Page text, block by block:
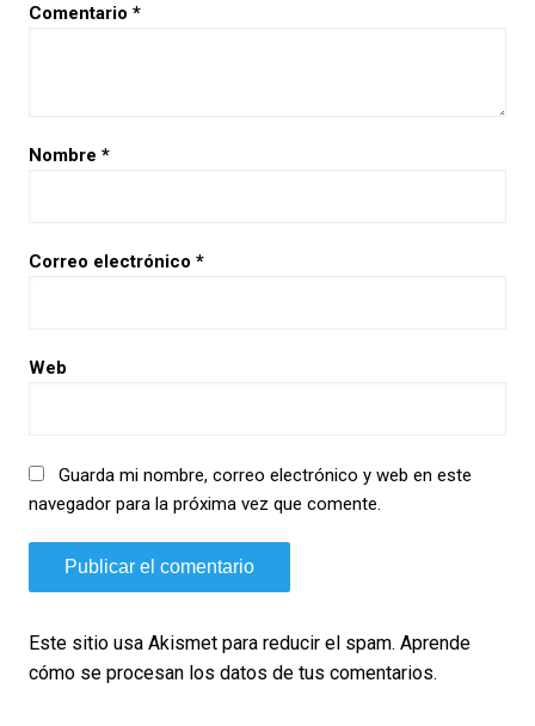
Comentario *
Nombre *
Correo electrónico *
Web
Guarda mi nombre, correo electrónico y web en este
navegador para la próxima vez que comente.
Este sitio usa Akismet para reducir el spam. Aprende
cómo se procesan los datos de tus comentarios.